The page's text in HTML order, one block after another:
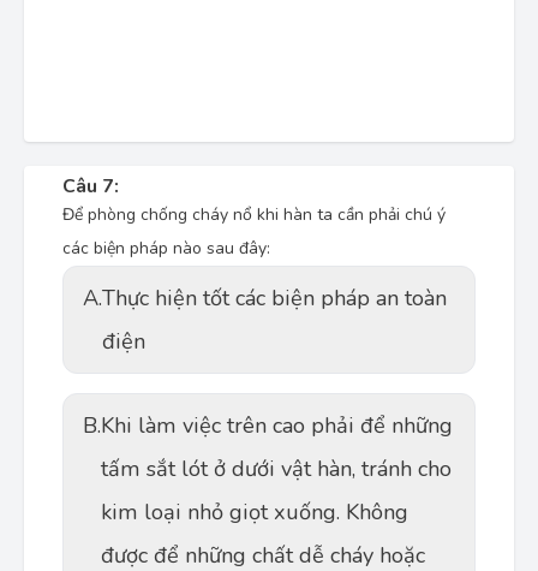
Câu 7:
Để phòng chống cháy nổ khi hàn ta cần phải chú ý
các biện pháp nào sau đây:
A.Thực hiện tốt các biện pháp an toàn
điện
B.Khi làm việc trên cao phải để những
tấm sắt lót ở dưới vật hàn, tránh cho
kim loại nhỏ giọt xuống. Không
được để những chất dễ cháy hoặc